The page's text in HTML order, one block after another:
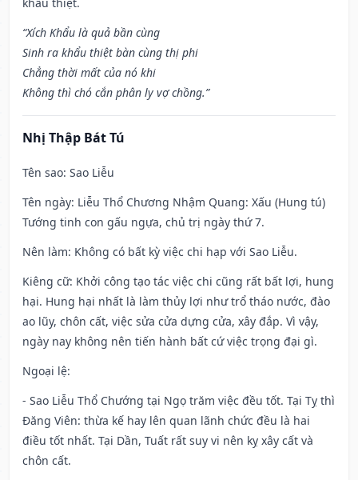
“Xích Khẩu là quả bần cùng
Sinh ra khẩu thiệt bàn cùng thị phi
Chẳng thời mất của nó khi
Không thì chó cắn phân ly vợ chồng.”
Nhị Thập Bát Tú
Tên sao: Sao Liễu
Tên ngày: Liễu Thổ Chương Nhậm Quang: Xấu (Hung tú)
Tướng tinh con gấu ngựa, chủ trị ngày thứ 7.
Nên làm: Không có bất kỳ việc chi hạp với Sao Liễu.
Kiêng cữ: Khởi công tạo tác việc chi cũng rất bất lợi, hung
hại. Hung hại nhất là làm thủy lợi như trổ tháo nước, đào
ao lũy, chôn cất, việc sửa cửa dựng cửa, xây đắp. Vì vậy,
ngày nay không nên tiến hành bất cứ việc trọng đại gì.
Ngoại lệ:
- Sao Liễu Thổ Chướng tại Ngọ trăm việc đều tốt. Tại Tỵ thì
Đăng Viên: thừa kế hay lên quan lãnh chức đều là hai
điều tốt nhất. Tại Dần, Tuất rất suy vi nên kỵ xây cất và
chôn cất.